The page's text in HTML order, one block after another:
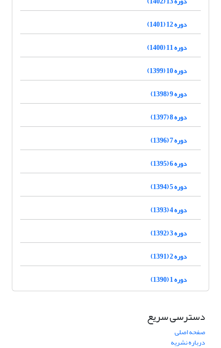
دوره 12 (1401)
دوره 11 (1400)
دوره 10 (1399)
دوره 9 (1398)
دوره 8 (1397)
دوره 7 (1396)
دوره 6 (1395)
دوره 5 (1394)
دوره 4 (1393)
دوره 3 (1392)
دوره 2 (1391)
دوره 1 (1390)
دسترسی سریع
صفحه اصلی
درباره نشریه